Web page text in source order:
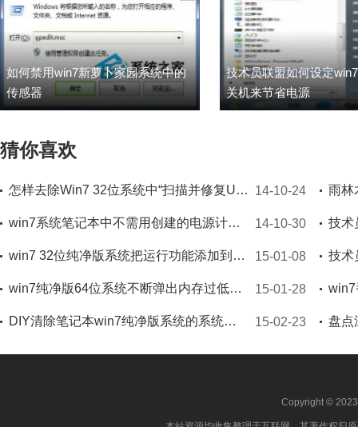
如何禁用win7新萝卜家园系统中的
传感器
技术员联盟如何设定
关机来节省电源
猜你喜欢
怎样去除Win7 32位系统中“扫描并修复U盘”的提示 14-10-24
win7系统笔记本中不需用创建的电源计划时如何删 14-10-30
win7 32位纯净版系统把运行功能添加到开始菜单的办法 15-01-08
win7纯净版64位系统不断弹出内存过低的提示怎么办 15-01-28
DIY清除笔记本win7纯净版系统的系统服务程序 15-02-23 盘点
Copyright ©